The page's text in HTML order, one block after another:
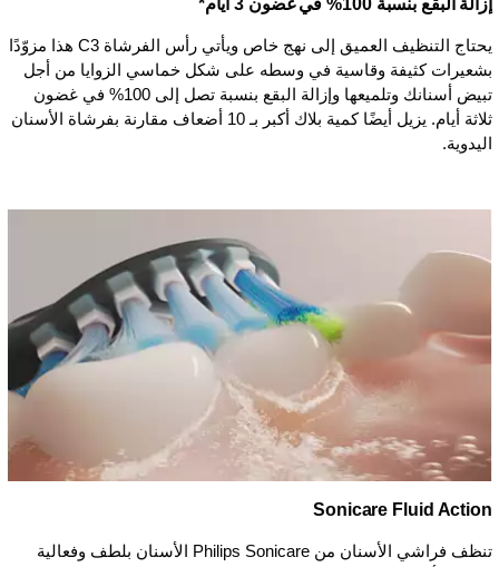
يحتاج التنظيف العميق إلى نهج خاص ويأتي رأس الفرشاة C3 هذا مزوّدًا
بشعيرات كثيفة وقاسية في وسطه على شكل خماسي الزوايا من أجل
تبيض أسنانك وتلميعها وإزالة البقع بنسبة تصل إلى 100% في غضون
ثلاثة أيام. يزيل أيضًا كمية بلاك أكبر بـ 10 أضعاف مقارنة بفرشاة الأسنان
اليدوية.
Sonicare Fluid Action
تنظف فراشي الأسنان من Philips Sonicare الأسنان بلطف وفعالية